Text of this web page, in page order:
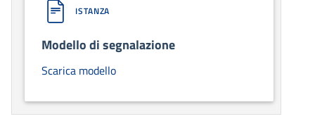
ISTANZA
Modello di segnalazione
Scarica modello